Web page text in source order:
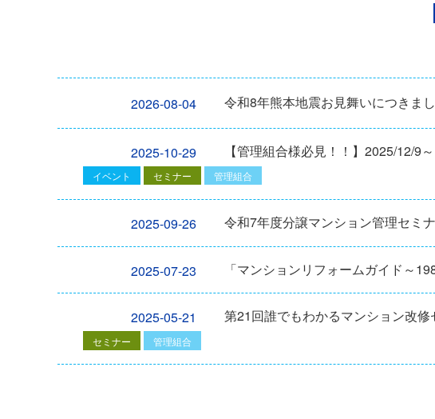
2026-08-04 令和8年熊本地震お見舞いにつきま
2025-10-29 【管理組合様必見！！】2025/12/9
イベント セミナー 管理組合
2025-09-26 令和7年度分譲マンション管理セミ
2025-07-23 「マンションリフォームガイド～
2025-05-21 第21回誰でもわかるマンション改
セミナー 管理組合